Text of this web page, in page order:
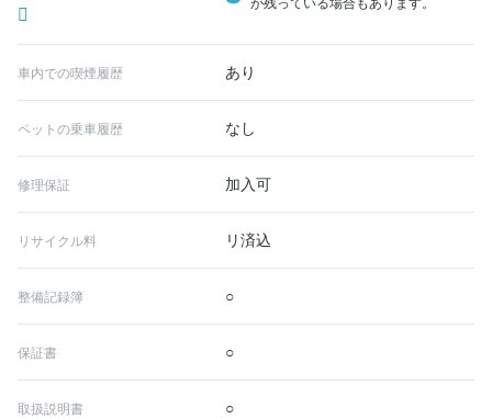
車内での喫煙履歴 あり
ペットの乗車履歴 なし
修理保証 加入可
リサイクル料 リ済込
整備記録簿 ○
保証書 ○
取扱説明書 ○